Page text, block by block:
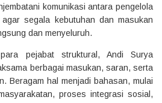
komunikasi antara pengelola
segala kebutuhan dan masukan
dan menyeluruh.
pejabat struktural, Andi Surya
berbagai masukan, saran, serta
Beragam hal menjadi bahasan, mulai
proses integrasi sosial,